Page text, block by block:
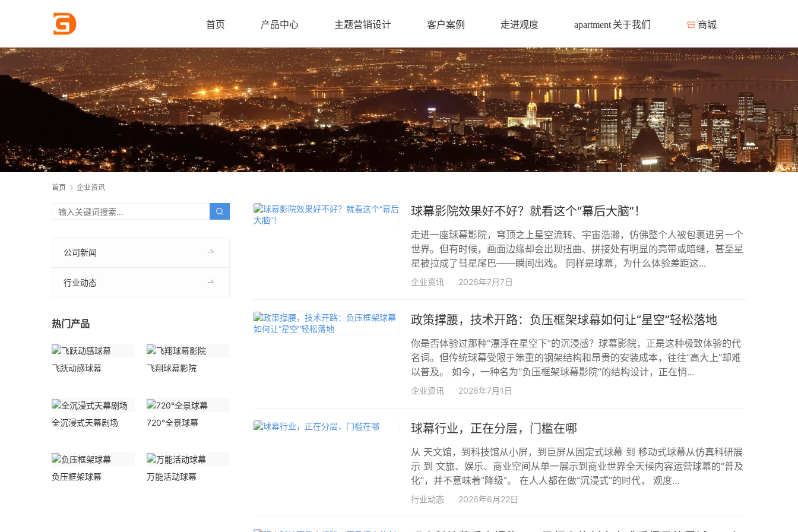
首页 产品中心 主题营销设计 客户案例 走进观度 apartment 关于我们 商城
首页 企业资讯
球幕影院效果好不好？就看这个“幕后大脑”！
走进一座球幕影院，穹顶之上星空流转、宇宙浩瀚，仿佛整个人被包裹进另一个
世界。但有时候，画面边缘却会出现扭曲、拼接处有明显的亮带或暗缝，甚至星
星被拉成了彗星尾巴——瞬间出戏。 同样是球幕，为什么体验差距这...
企业资讯 2026年7月7日
政策撑腰，技术开路：负压框架球幕如何让“星空”轻松落地
你是否体验过那种“漂浮在星空下”的沉浸感？球幕影院，正是这种极致体验的代
名词。但传统球幕受限于笨重的钢架结构和昂贵的安装成本，往往“高大上”却难
以普及。 如今，一种名为“负压框架球幕影院”的结构设计，正在悄...
企业资讯 2026年7月1日
球幕行业，正在分层，门槛在哪
从 天文馆，到科技馆从小屏，到巨屏从固定式球幕 到 移动式球幕从仿真科研展
示 到 文旅、娱乐、商业空间从单一展示到商业世界全天候内容运营球幕的“普及
化”，并不意味着“降级”。 在人人都在做“沉浸式”的时代， 观度...
行业动态 2026年6月22日
公司新闻
行业动态
热门产品
飞跃动感球幕 飞翔球幕影院
全沉浸式天幕剧场 720°全景球幕
负压框架球幕 万能活动球幕